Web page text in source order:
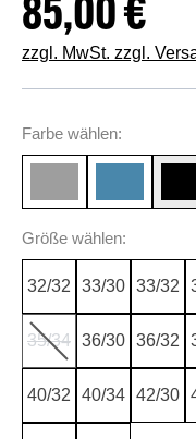
Regulärer Preis:
85,00 €
zzgl. MwSt. zzgl.
Farbeauswählen
wählen:
Größeauswählen
wählen:
32/32 33/30 33/32
35/34
(Diese Option ist
36/30 36/32
40/32 40/34 42/30